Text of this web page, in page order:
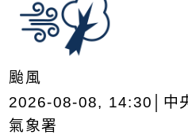
颱風
2026-08-08, 14:30│中
氣象署
作者：網路小
在實現理想的路
誘惑。